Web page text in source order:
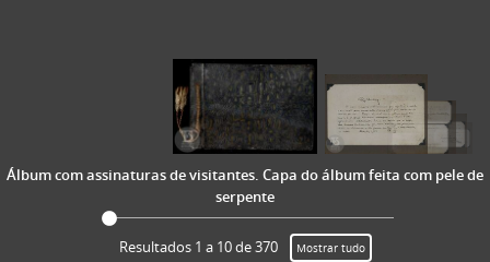
Álbum com assinaturas de visitantes. Capa do álbum feita com pele de
serpente
Resultados 1 a 10 de 370 Mostrar tudo